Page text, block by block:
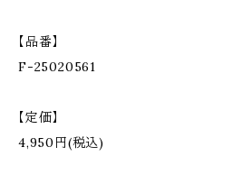
【品番】
F-25020561
【定価】
4,950円(税込)